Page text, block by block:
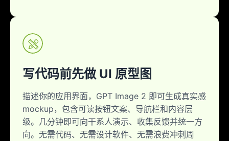
写代码前先做 UI 原型图
描述你的应用界面，GPT Image 2 即可生成真实感
mockup，包含可读按钮文案、导航栏和内容层
级。几分钟即可向干系人演示、收集反馈并统一方
向。无需代码、无需设计软件、无需浪费冲刺周